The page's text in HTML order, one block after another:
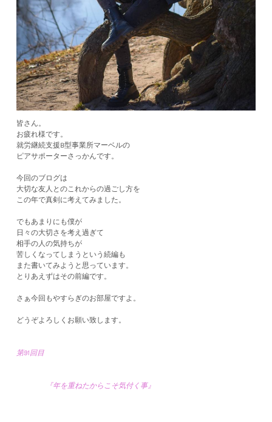
皆さん。
お疲れ様です。
就労継続支援B型事業所マーベルの
ピアサポーターさっかんです。
今回のブログは
大切な友人とのこれからの過ごし方を
この年で真剣に考えてみました。
でもあまりにも僕が
日々の大切さを考え過ぎて
相手の人の気持ちが
苦しくなってしまうという続編も
また書いてみようと思っています。
とりあえずはその前編です。
さぁ今回もやすらぎのお部屋ですよ。
どうぞよろしくお願い致します。
第91回目
『年を重ねたからこそ気付く事』